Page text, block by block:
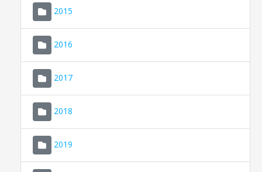
2015
2016
2017
2018
2019